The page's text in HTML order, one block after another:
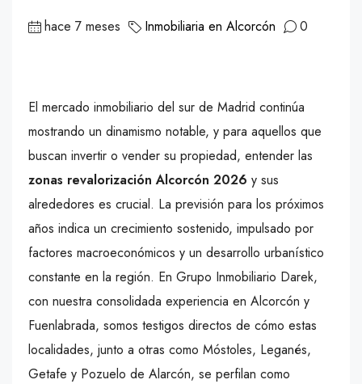
hace 7 meses Inmobiliaria en Alcorcón 0
El mercado inmobiliario del sur de Madrid continúa
mostrando un dinamismo notable, y para aquellos que
buscan invertir o vender su propiedad, entender las
zonas revalorización Alcorcón 2026 y sus
alrededores es crucial. La previsión para los próximos
años indica un crecimiento sostenido, impulsado por
factores macroeconómicos y un desarrollo urbanístico
constante en la región. En Grupo Inmobiliario Darek,
con nuestra consolidada experiencia en Alcorcón y
Fuenlabrada, somos testigos directos de cómo estas
localidades, junto a otras como Móstoles, Leganés,
Getafe y Pozuelo de Alarcón, se perfilan como